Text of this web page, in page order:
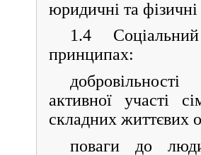
юридичні та
1.4
принципах:
активної участі
складних життєвих
поваги до